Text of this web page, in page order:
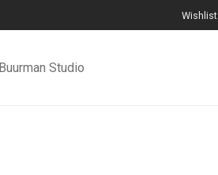
Wishlist
Buurman Studio